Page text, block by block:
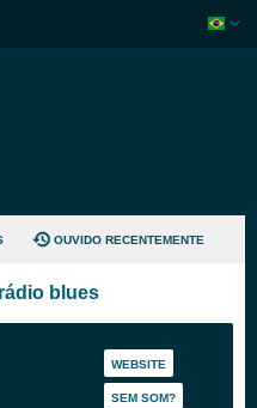
OUVIDO RECENTEMENTE
blues
WEBSITE
SEM SOM?